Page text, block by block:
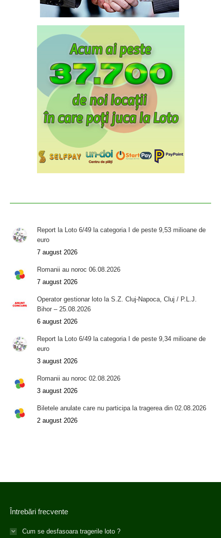
Report la Loto 6/49 la categoria I de peste 9,53 milioane de
euro
7 august 2026
Romanii au noroc 06.08.2026
7 august 2026
Operator gestionar loto la S.Z. Cluj-Napoca, Cluj / P.L.J.
Bihor – 25.08.2026
6 august 2026
Report la Loto 6/49 la categoria I de peste 9,34 milioane de
euro
3 august 2026
Romanii au noroc 02.08.2026
3 august 2026
Biletele anulate care nu participa la tragerea din 02.08.2026
2 august 2026
Întrebări frecvente
Cum se desfasoara tragerile loto ?